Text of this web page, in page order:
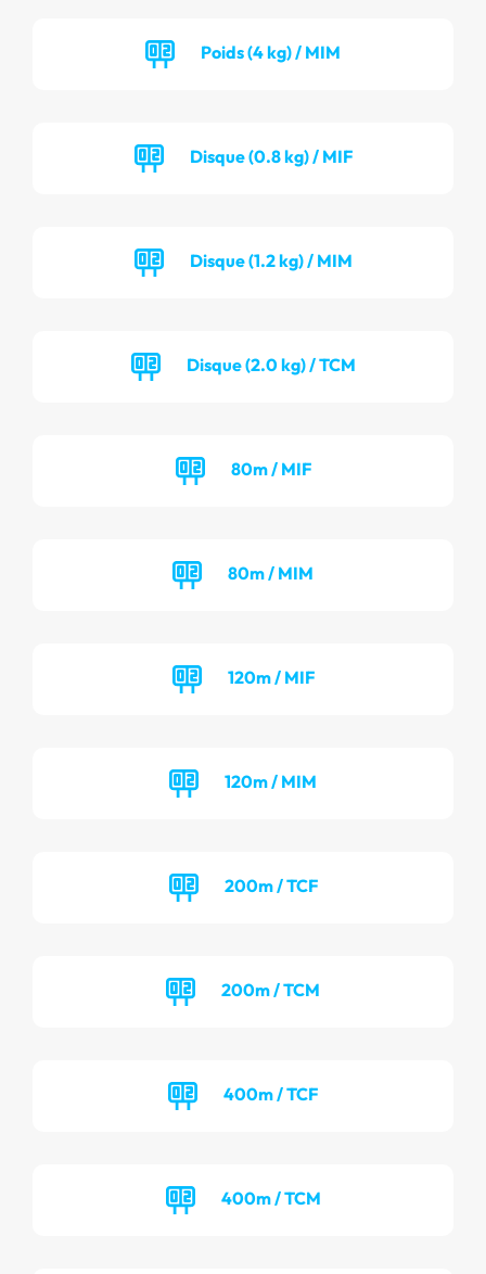
Poids (4 kg) / MIM
Disque (0.8 kg) / MIF
Disque (1.2 kg) / MIM
Disque (2.0 kg) / TCM
80m / MIF
80m / MIM
120m / MIF
120m / MIM
200m / TCF
200m / TCM
400m / TCF
400m / TCM